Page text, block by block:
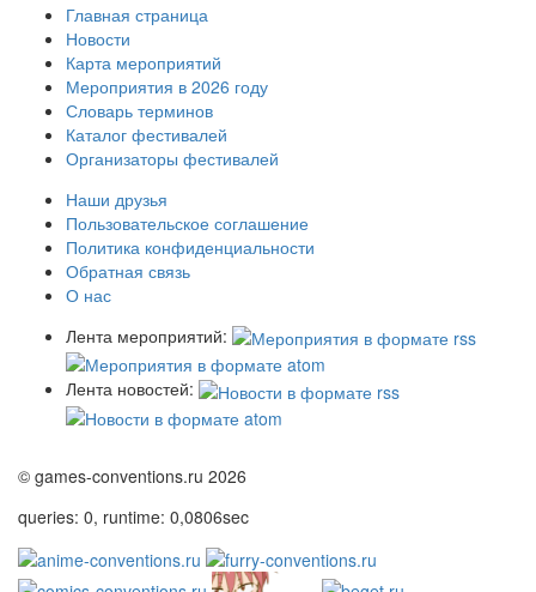
Главная страница
Новости
Карта мероприятий
Мероприятия в 2026 году
Словарь терминов
Каталог фестивалей
Организаторы фестивалей
Наши друзья
Пользовательское соглашение
Политика конфиденциальности
Обратная связь
О нас
Лента мероприятий:
Лента новостей:
© games-conventions.ru 2026
queries: 0, runtime: 0,0806sec